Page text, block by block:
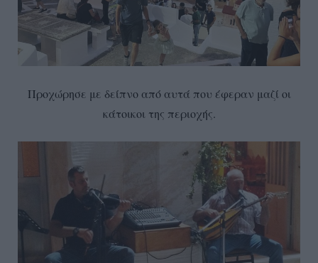
Προχώρησε με δείπνο από αυτά που έφεραν μαζί οι
κάτοικοι της περιοχής.